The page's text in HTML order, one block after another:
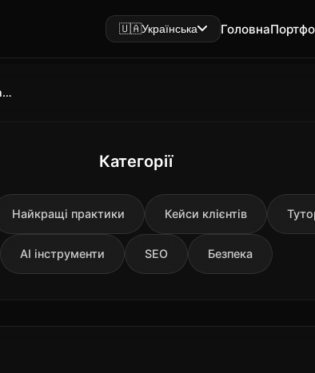
🇺🇦Українська Головна
Ollama 0.30: що нового — GGUF, Vulkan, llama.cpp і tool calling
Категорії
Найкращі практики Кейси клієнтів
AI інструменти SEO Безпека